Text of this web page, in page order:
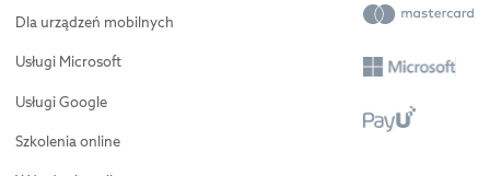
Dla urządzeń mobilnych
Usługi Microsoft
Usługi Google
Szkolenia online